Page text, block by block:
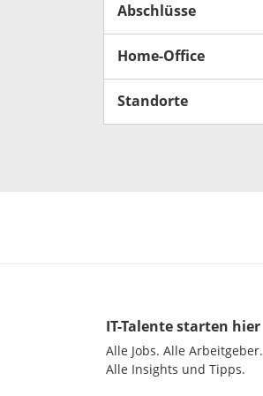
Abschlüsse
Home-Office
Standorte
IT-Talente starten hier
Alle Jobs. Alle Arbeitgeber.
Alle Insights und Tipps.